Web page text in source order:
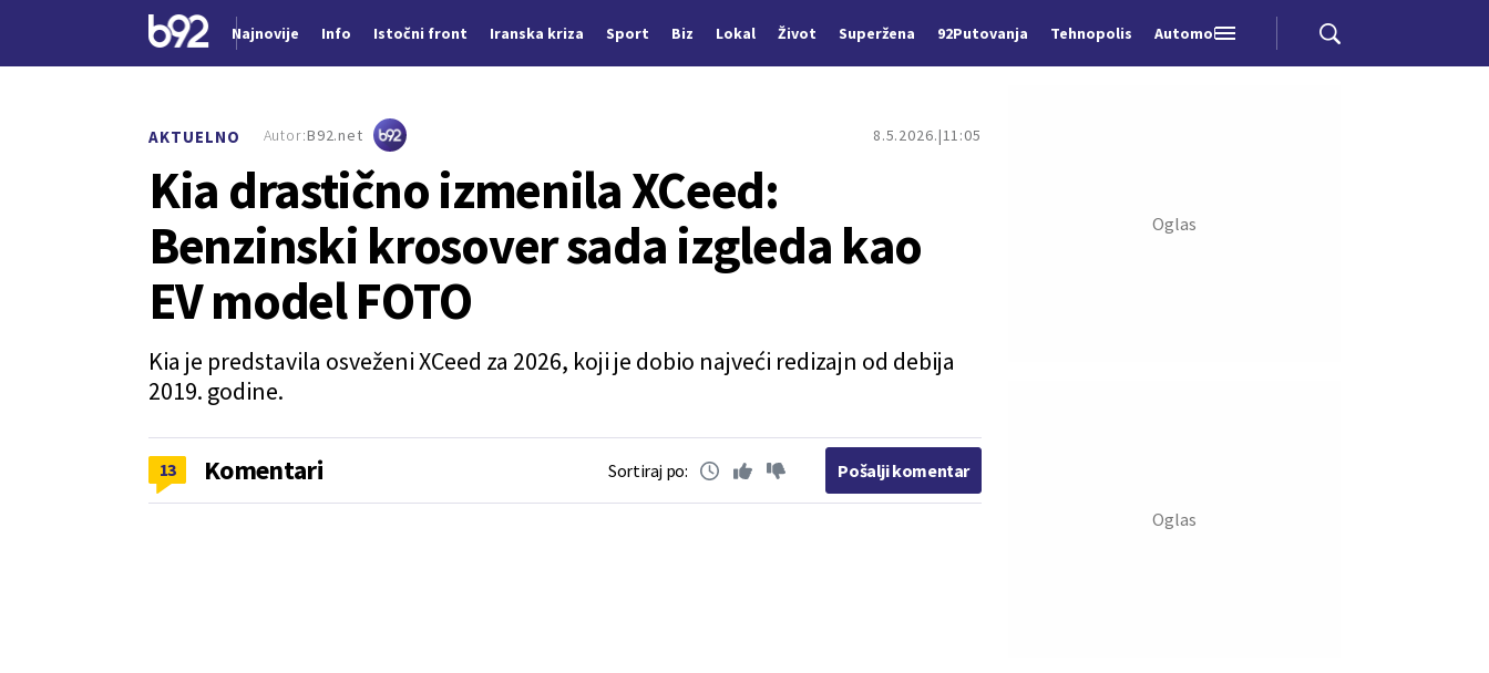
Najnovije Info Istočni front Iranska kriza Sport Biz Lokal Život Superžena 92Putovanja Tehnopolis Automobili
AKTUELNO 8.5.2026. 11:05
Kia drastično izmenila XCeed:
Benzinski krosover sada izgleda kao
EV model FOTO
Kia je predstavila osveženi XCeed za 2026, koji je dobio najveći redizajn od debija
2019. godine.
Autor:B92.net
13 Komentari Sortiraj po: Pošalji komentar